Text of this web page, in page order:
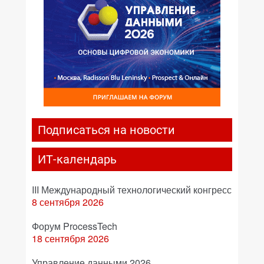
Подписаться на новости
ИТ-календарь
III Международный технологический конгресс
8 сентября 2026
Форум ProcessTech
18 сентября 2026